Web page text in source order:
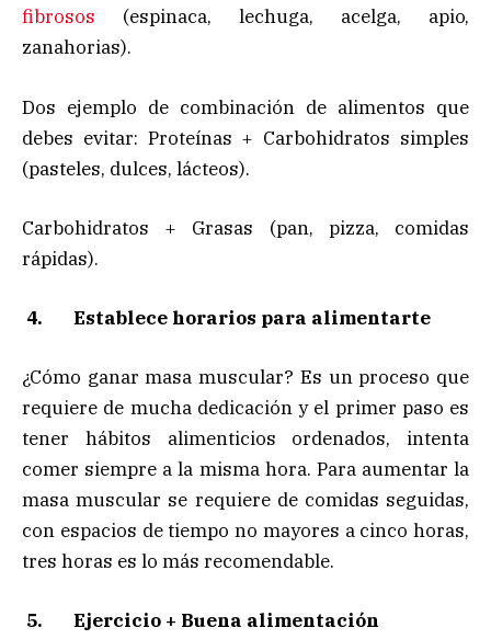
fibrosos (espinaca, lechuga, acelga, apio,
zanahorias).
Dos ejemplo de combinación de alimentos que
debes evitar: Proteínas + Carbohidratos simples
(pasteles, dulces, lácteos).
Carbohidratos + Grasas (pan, pizza, comidas
rápidas).
4. Establece horarios para alimentarte
¿Cómo ganar masa muscular? Es un proceso que
requiere de mucha dedicación y el primer paso es
tener hábitos alimenticios ordenados, intenta
comer siempre a la misma hora. Para aumentar la
masa muscular se requiere de comidas seguidas,
con espacios de tiempo no mayores a cinco horas,
tres horas es lo más recomendable.
5. Ejercicio + Buena alimentación